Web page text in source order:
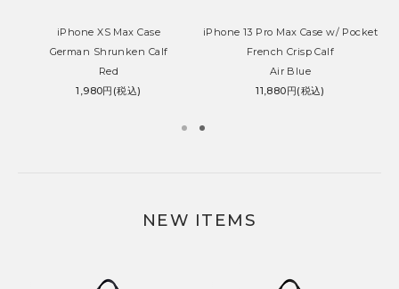
iPhone XS Max Case
German Shrunken Calf
Red
1,980円(税込)
iPhone 13 Pro Max Case w/ Pocket
French Crisp Calf
Air Blue
11,880円(税込)
NEW ITEMS